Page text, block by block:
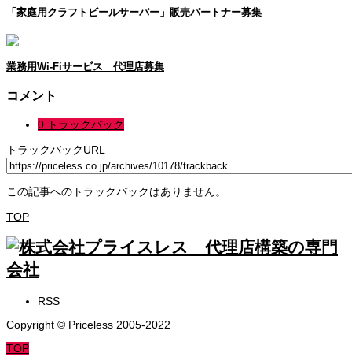
「家庭用クラフトビールサーバー」販売パートナー募集
業務用Wi-Fiサービス 代理店募集
コメント
0 トラックバック
トラックバックURL
この記事へのトラックバックはありません。
TOP
RSS
Copyright © Priceless 2005-2022
TOP